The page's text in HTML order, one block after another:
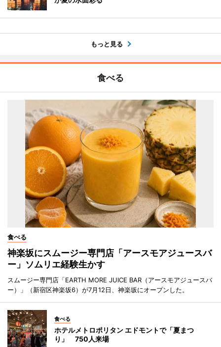
もっと見る
食べる
食べる
神楽坂にスムージー専門店「アースモアジュースバ
ー」ソムリエ経験生かす
スムージー専門店「EARTH MORE JUICE BAR（アースモアジュースバ
ー）」（新宿区神楽坂6）が7月12日、神楽坂にオープンした。
食べる
ホテルメトロポリタン エドモントで「夏まつ
り」 750人来場